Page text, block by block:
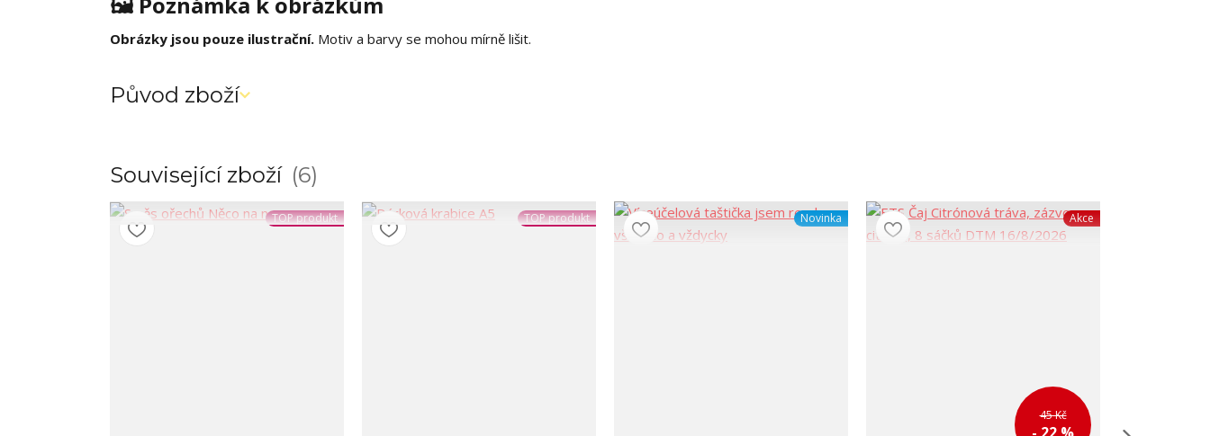
Obrázky jsou pouze ilustrační. Motiv a barvy se mohou mírně lišit.
Původ zboží
Související zboží 6
TOP produkt TOP produkt Novinka Akce
45 Kč